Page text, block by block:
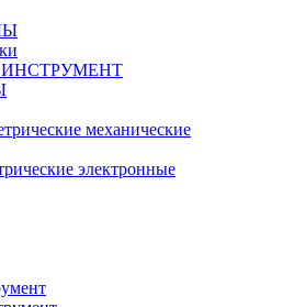
механические
электронные